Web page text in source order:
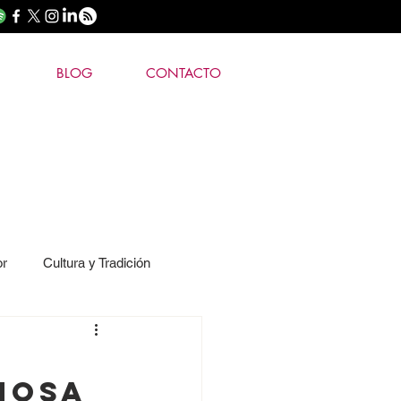
BLOG CONTACTO
Cultura y Tradición